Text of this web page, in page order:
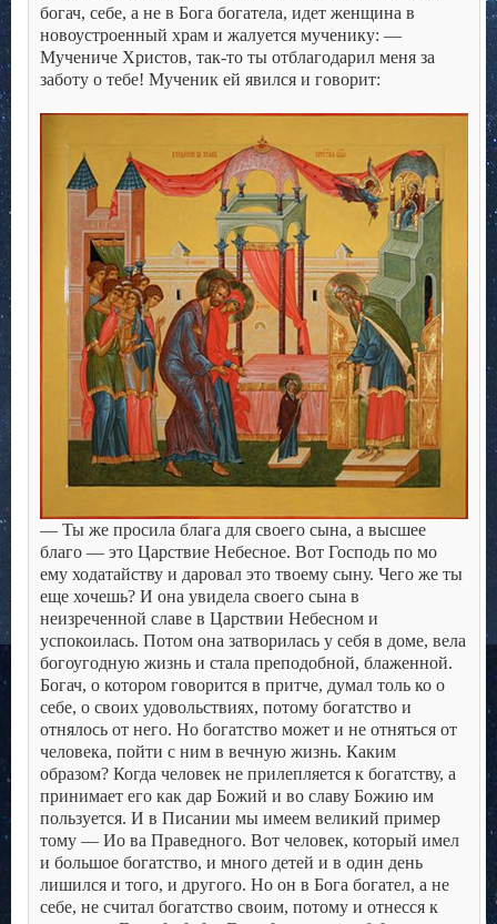
богач, себе, а не в Бога богатела, идет женщина в
новоустроенный храм и жалуется мученику: —
Мучениче Христов, так-то ты отблагодарил меня за
заботу о тебе! Мученик ей явился и говорит:
— Ты же просила блага для своего сына, а высшее
благо — это Царствие Небесное. Вот Господь по мо
ему ходатайству и даровал это твоему сыну. Чего же ты
еще хочешь? И она увидела своего сына в
неизреченной славе в Царствии Небесном и
успокоилась. Потом она затворилась у себя в доме, вела
богоугодную жизнь и стала преподобной, блаженной.
Богач, о котором говорится в притче, думал толь ко о
себе, о своих удовольствиях, потому богатство и
отнялось от него. Но богатство может и не отняться от
человека, пойти с ним в вечную жизнь. Каким
образом? Когда человек не прилепляется к богатству, а
принимает его как дар Божий и во славу Божию им
пользуется. И в Писании мы имеем великий пример
тому — Ио ва Праведного. Вот человек, который имел
и большое богатство, и много детей и в один день
лишился и того, и другого. Но он в Бога богател, а не
себе, не считал богатство своим, потому и отнесся к